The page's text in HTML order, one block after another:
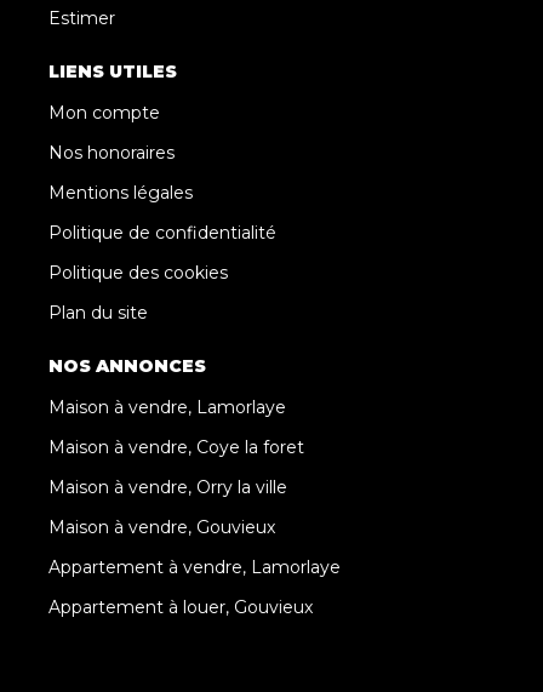
Estimer
LIENS UTILES
Mon compte
Nos honoraires
Mentions légales
Politique de confidentialité
Politique des cookies
Plan du site
NOS ANNONCES
Maison à vendre, Lamorlaye
Maison à vendre, Coye la foret
Maison à vendre, Orry la ville
Maison à vendre, Gouvieux
Appartement à vendre, Lamorlaye
Appartement à louer, Gouvieux